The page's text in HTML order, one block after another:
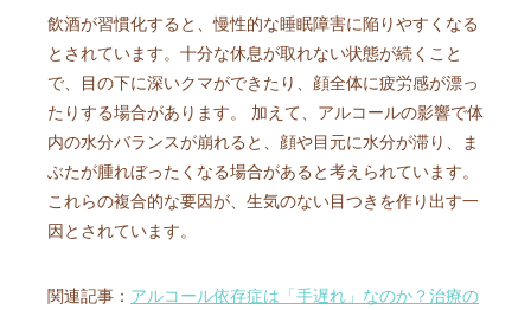
飲酒が習慣化すると、慢性的な睡眠障害に陥りやすくなる
とされています。十分な休息が取れない状態が続くこと
で、目の下に深いクマができたり、顔全体に疲労感が漂っ
たりする場合があります。 加えて、アルコールの影響で体
内の水分バランスが崩れると、顔や目元に水分が滞り、ま
ぶたが腫れぼったくなる場合があると考えられています。
これらの複合的な要因が、生気のない目つきを作り出す一
因とされています。
関連記事： アルコール依存症は「手遅れ」なのか？治療の